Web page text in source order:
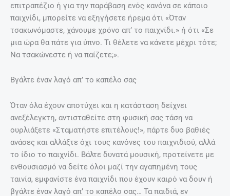
επιτραπέζιο ή για την παράβαση ενός κανόνα σε κάποιο
παιχνίδι, μπορείτε να εξηγήσετε ήρεμα ότι «Όταν
τσακωνόμαστε, χάνουμε χρόνο απ’ το παιχνίδι.» ή ότι «Σε
μια ώρα θα πάτε για ύπνο. Τι θέλετε να κάνετε μέχρι τότε;
Να τσακώνεστε ή να παίζετε;».
Βγάλτε έναν λαγό απ’ το καπέλο σας
Όταν όλα έχουν αποτύχει και η κατάσταση δείχνει
ανεξέλεγκτη, αντισταθείτε στη φυσική σας τάση να
ουρλιάξετε «Σταματήστε επιτέλους!», πάρτε δυο βαθιές
ανάσες και αλλάξτε όχι τους κανόνες του παιχνιδιού, αλλά
το ίδιο το παιχνίδι. Βάλτε δυνατά μουσική, προτείνετε με
ενθουσιασμό να δείτε όλοι μαζί την αγαπημένη τους
ταινία, εμφανίστε ένα παιχνίδι που έχουν καιρό να δουν ή
βγάλτε έναν λαγό απ’ το καπέλο σας… Τα παιδιά, εν